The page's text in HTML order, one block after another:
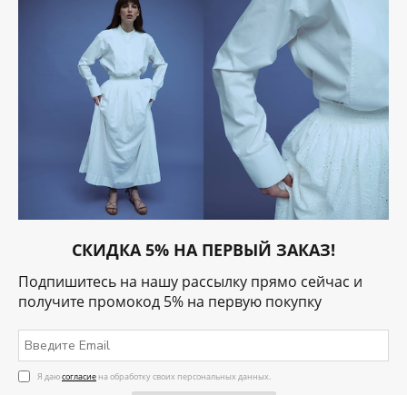
СКИДКА 5% НА ПЕРВЫЙ ЗАКАЗ!
Подпишитесь на нашу рассылку прямо сейчас и
получите промокод 5% на первую покупку
Я даюсогласие на обработку своих персональных данных.